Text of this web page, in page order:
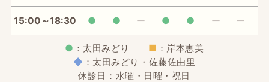
● ：太田みどり ■ ：岸本恵美
◆ ：太田みどり・佐藤佐由里
休診日：水曜・日曜・祝日
15:00～18:30 ● ● ー ● ● ー ー